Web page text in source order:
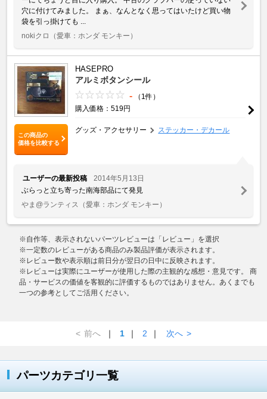
穴に付けてみました。 まぁ、なんとなく思ってはいたけど買い物
袋を引っ掛けても ...
nokiクロ
（愛車：ホンダ モンキー）
この商品の
価格を比較する
HASEPRO
アルミボタンシール
-
（1件）
購入価格：519円
グッズ・アクセサリー ステッカー・デカール
ユーザーの最新投稿
2014年5月13日
ぶらっと立ち寄った南海部品にて発見
やま@ランティス
（愛車：ホンダ モンキー）
※自作等、表示されないパーツレビューは「レビュー」を選択
※一定数のレビューがある商品のみ製品評価が表示されます。
※レビュー数や表示順は前日分が翌日の日中に反映されます。
※レビューは実際にユーザーが使用した際の主観的な感想・意見です。 商
品・サービスの価値を客観的に評価するものではありません。あくまでも
一つの参考としてご活用ください。
< 前へ ｜ 1 ｜ 2 ｜ 次へ >
パーツカテゴリ一覧